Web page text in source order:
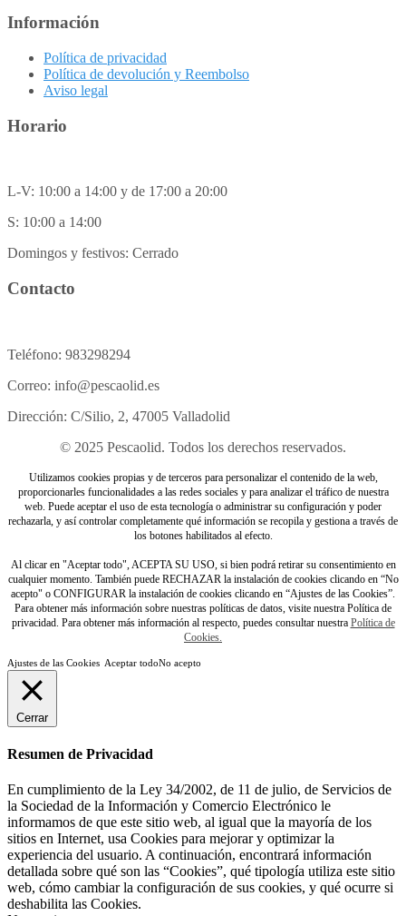
Información
Política de privacidad
Política de devolución y Reembolso
Aviso legal
Horario
L-V: 10:00 a 14:00 y de 17:00 a 20:00
S: 10:00 a 14:00
Domingos y festivos: Cerrado
Contacto
Teléfono: 983298294
Correo: info@pescaolid.es
Dirección: C/Silio, 2, 47005 Valladolid
© 2025 Pescaolid. Todos los derechos reservados.
Utilizamos cookies propias y de terceros para personalizar el contenido de la web,
proporcionarles funcionalidades a las redes sociales y para analizar el tráfico de nuestra
web. Puede aceptar el uso de esta tecnología o administrar su configuración y poder
rechazarla, y así controlar completamente qué información se recopila y gestiona a través de
los botones habilitados al efecto.
Al clicar en "Aceptar todo", ACEPTA SU USO, si bien podrá retirar su consentimiento en
cualquier momento. También puede RECHAZAR la instalación de cookies clicando en “No
acepto" o CONFIGURAR la instalación de cookies clicando en “Ajustes de las Cookies”.
Para obtener más información sobre nuestras políticas de datos, visite nuestra Política de
privacidad. Para obtener más información al respecto, puedes consultar nuestra Política de
Cookies.
Ajustes de las Cookies Aceptar todoNo acepto
Cerrar
Resumen de Privacidad
En cumplimiento de la Ley 34/2002, de 11 de julio, de Servicios de
la Sociedad de la Información y Comercio Electrónico le
informamos de que este sitio web, al igual que la mayoría de los
sitios en Internet, usa Cookies para mejorar y optimizar la
experiencia del usuario. A continuación, encontrará información
detallada sobre qué son las “Cookies”, qué tipología utiliza este sitio
web, cómo cambiar la configuración de sus cookies, y qué ocurre si
deshabilita las Cookies.